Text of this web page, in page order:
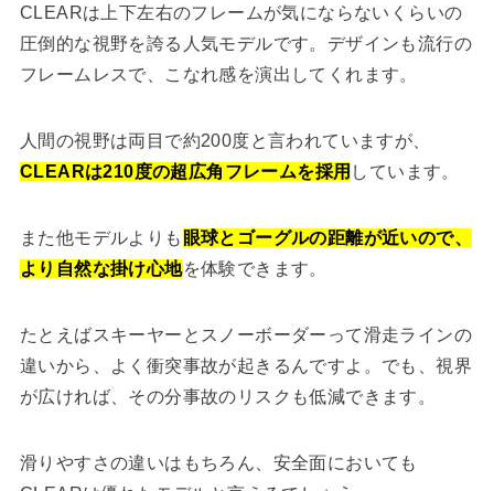
CLEARは上下左右のフレームが気にならないくらいの
圧倒的な視野を誇る人気モデルです。デザインも流行の
フレームレスで、こなれ感を演出してくれます。
人間の視野は両目で約200度と言われていますが、
CLEARは210度の超広角フレームを採用 しています。
また他モデルよりも 眼球とゴーグルの距離が近いので、
より自然な掛け心地を体験できます。
たとえばスキーヤーとスノーボーダーって滑走ラインの
違いから、よく衝突事故が起きるんですよ。でも、視界
が広ければ、その分事故のリスクも低減できます。
滑りやすさの違いはもちろん、安全面においても